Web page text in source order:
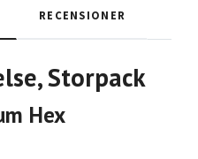
RECENSIONER
Storpack
Hex